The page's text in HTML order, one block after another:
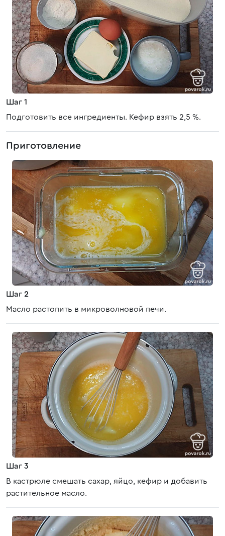
Шаг 1
Подготовить все ингредиенты. Кефир взять 2,5 %.
Приготовление
Шаг 2
Масло растопить в микроволновой печи.
Шаг 3
В кастрюле смешать сахар, яйцо, кефир и добавить
растительное масло.